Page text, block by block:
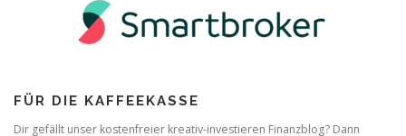
FÜR DIE KAFFEEKASSE
Dir gefällt unser kostenfreier kreativ-investieren Finanzblog? Dann